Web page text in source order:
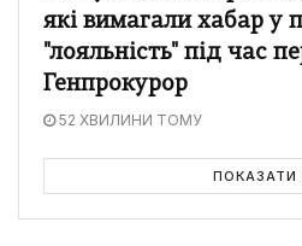
які вимагали хабар у
"лояльність" під час
Генпрокурор
52 ХВИЛИНИ ТОМУ
ПОКАЗАТИ